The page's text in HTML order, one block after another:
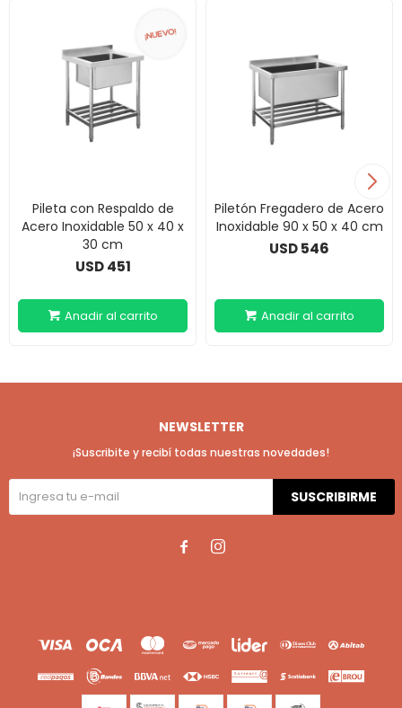
Pileta con Respaldo de
Acero Inoxidable 50 x 40 x
30 cm
USD 451
Piletón Fregadero de Acero
Inoxidable 90 x 50 x 40 cm
USD546
NEWSLETTER
¡Suscribite y recibí todas nuestras novedades!
SUSCRIBIRME
 